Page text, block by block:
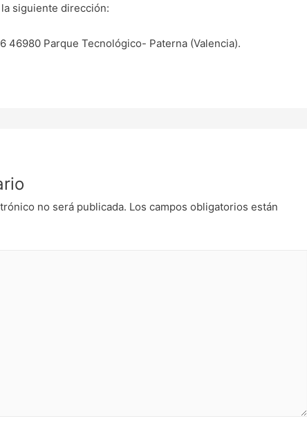
siguiente dirección:
46980 Parque Tecnológico- Paterna (Valencia).
no será publicada. Los campos obligatorios están